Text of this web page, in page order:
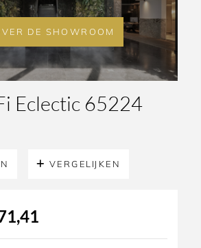
DE SHOWROOM
Eclectic 65224
VERGELIJKEN